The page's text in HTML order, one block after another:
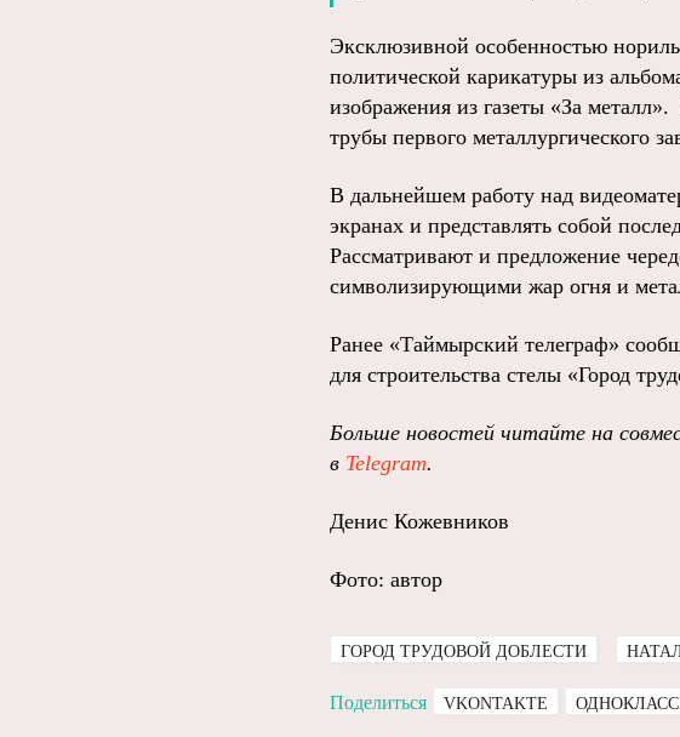
Эксклюзивной особенностью
политической карикатуры из
изображения из газеты «За
трубы первого металлургического
В дальнейшем работу над
экранах и представлять собой
Рассматривают и предложение
символизирующими жар огня и
Ранее «Таймырский телеграф»
для строительства стелы «Город
Больше новостей читайте на
в Telegram.
Денис Кожевников
Фото: автор
ГОРОД ТРУДОВОЙ ДОБЛЕСТИ
Поделиться VKONTAKTE